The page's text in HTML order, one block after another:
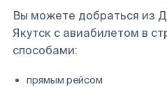
Вы можете добраться из
Якутск с авиабилетом в
способами:
прямым рейсом